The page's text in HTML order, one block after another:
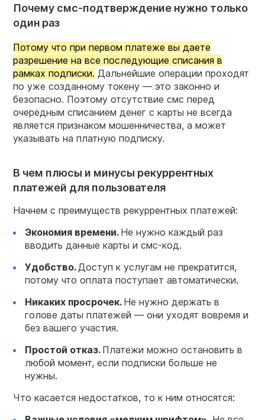
Почему смс-подтверждение нужно только
один раз
Потому что при первом платеже вы даете
разрешение на все последующие списания в
рамках подписки. Дальнейшие операции проходят
по уже созданному токену — это законно и
безопасно. Поэтому отсутствие смс перед
очередным списанием денег с карты не всегда
является признаком мошенничества, а может
указывать на платную подписку.
В чем плюсы и минусы рекуррентных
платежей для пользователя
Начнем с преимуществ рекуррентных платежей:
Экономия времени. Не нужно каждый раз
вводить данные карты и смс-код.
Удобство.Доступ к услугам не прекратится,
потому что оплата поступает автоматически.
Никаких просрочек. Не нужно держать в
голове даты платежей — они уходят вовремя и
без вашего участия.
Простой отказ. Платежи можно остановить в
любой момент, если подписки больше не
нужны.
Что касается недостатков, то к ним относятся: